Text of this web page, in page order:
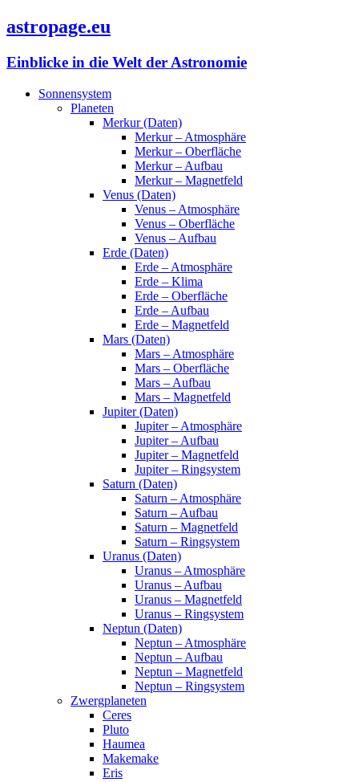
astropage.eu
Einblicke in die Welt der Astronomie
Sonnensystem
Planeten
Merkur (Daten)
Merkur – Atmosphäre
Merkur – Oberfläche
Merkur – Aufbau
Merkur – Magnetfeld
Venus (Daten)
Venus – Atmosphäre
Venus – Oberfläche
Venus – Aufbau
Erde (Daten)
Erde – Atmosphäre
Erde – Klima
Erde – Oberfläche
Erde – Aufbau
Erde – Magnetfeld
Mars (Daten)
Mars – Atmosphäre
Mars – Oberfläche
Mars – Aufbau
Mars – Magnetfeld
Jupiter (Daten)
Jupiter – Atmosphäre
Jupiter – Aufbau
Jupiter – Magnetfeld
Jupiter – Ringsystem
Saturn (Daten)
Saturn – Atmosphäre
Saturn – Aufbau
Saturn – Magnetfeld
Saturn – Ringsystem
Uranus (Daten)
Uranus – Atmosphäre
Uranus – Aufbau
Uranus – Magnetfeld
Uranus – Ringsystem
Neptun (Daten)
Neptun – Atmosphäre
Neptun – Aufbau
Neptun – Magnetfeld
Neptun – Ringsystem
Zwergplaneten
Ceres
Pluto
Haumea
Makemake
Eris